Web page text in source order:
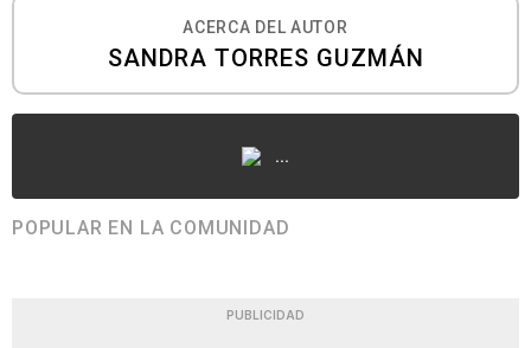
ACERCA DEL AUTOR
SANDRA TORRES GUZMÁN
...
POPULAR EN LA COMUNIDAD
PUBLICIDAD